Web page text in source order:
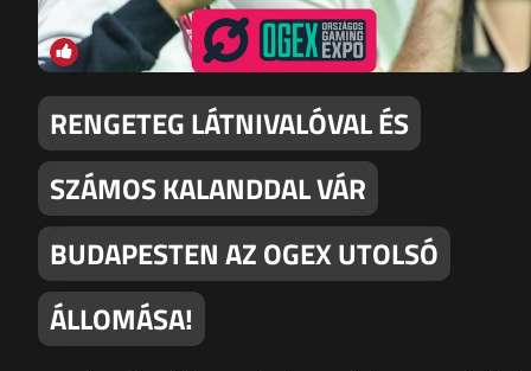
RENGETEG LÁTNIVALÓVAL ÉS
SZÁMOS KALANDDAL VÁR
BUDAPESTEN AZ OGEX UTOLSÓ
ÁLLOMÁSA!